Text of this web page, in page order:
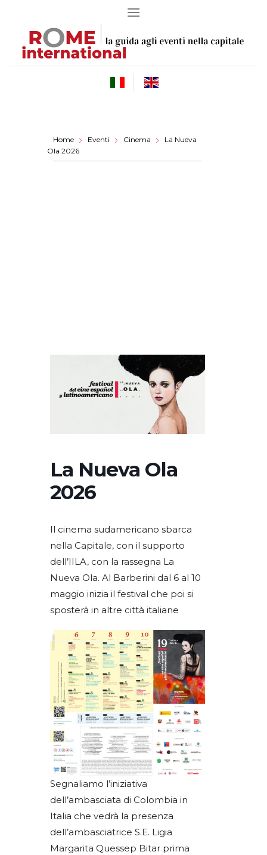
Home Eventi Cinema
La Nueva
Ola 2026
La Nueva Ola
2026
Il cinema sudamericano sbarca
nella Capitale, con il supporto
dell’IILA, con la rassegna La
Nueva Ola. Al Barberini dal 6 al 10
maggio inizia il festival che poi si
sposterà in altre città italiane
Segnaliamo l’iniziativa
dell’ambasciata di Colombia in
Italia che vedrà la presenza
dell’ambasciatrice S.E. Ligia
Margarita Quessep Bitar prima